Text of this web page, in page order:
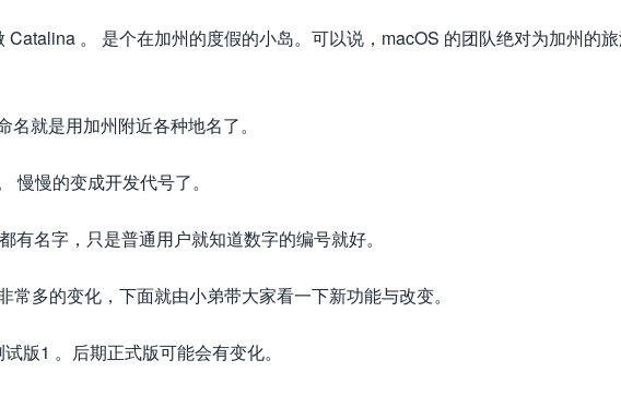
Catalina 。 是个在加州的度假的小岛。可以说，macOS 的团队绝对为加州的
就是用加州附近各种地名了。
慢慢的变成开发代号了。
有名字，只是普通用户就知道数字的编号就好。
常多的变化，下面就由小弟带大家看一下新功能与改变。
版1 。后期正式版可能会有变化。